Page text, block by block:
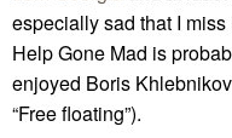
especially sad that I miss
Help Gone Mad is
enjoyed Boris
“Free floating”).